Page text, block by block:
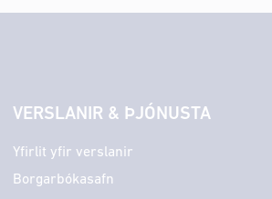
VERSLANIR & ÞJÓNUSTA
Yfirlit yfir verslanir
Borgarbókasafn